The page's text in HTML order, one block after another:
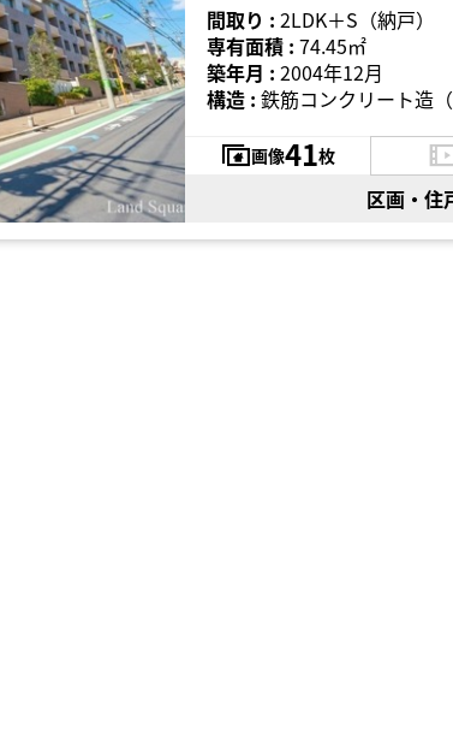
間取り : 2LDK＋S（納戸）
専有面積 : 74.45㎡
築年月 : 2004年12月
構造 : 鉄筋コンクリート造（
画像41枚
区画・住